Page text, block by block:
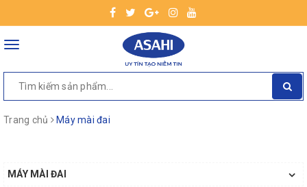
Toggle
Trang chủ Máy mài đai
MÁY MÀI ĐAI